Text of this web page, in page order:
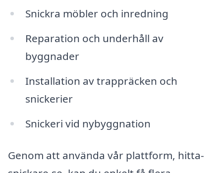
Snickra möbler och inredning
Reparation och underhåll av
byggnader
Installation av trappräcken och
snickerier
Snickeri vid nybyggnation
Genom att använda vår plattform, hitta-